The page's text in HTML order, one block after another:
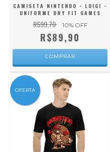
CAMISETA NINTENDO - LUIGI -
UNIFORME DRY FIT GAMES
R$99,70 10% OFF
R$89,90
COMPRAR
OFERTA